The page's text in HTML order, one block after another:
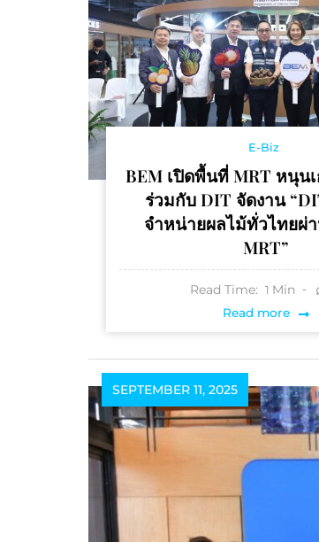
E-Biz
BEM เปิดพื้นที่ MRT หนุน
ร่วมกับ DIT จัดงาน
จำหน่ายผลไม้ทั่วไทยผ่
MRT”
Read Time: 1 Min
Read more
SEPTEMBER 11, 2025